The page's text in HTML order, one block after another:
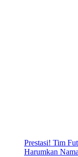
Prestasi! Tim
Harumkan